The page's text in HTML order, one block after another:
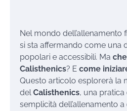
Nel mondo dell’allenamento
si sta affermando come una
popolari e accessibili. Ma
Calisthenics? E come
Questo articolo esplorerà la
delCalisthenics, una
semplicità dell’allenamento